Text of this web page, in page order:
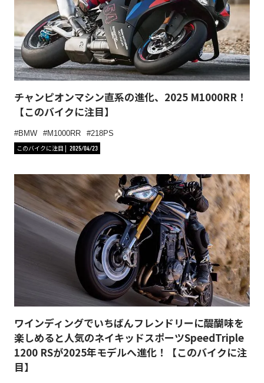
チャンピオンマシン直系の進化、2025 M1000RR！
【このバイクに注目】
BMW M1000RR
218PS
このバイクに注目
2025/04/23
ワインディングでいちばんフレンドリーに醍醐味を
楽しめると人気のネイキッドスポーツSpeedTriple
1200 RSが2025年モデルへ進化！【このバイクに注
目】